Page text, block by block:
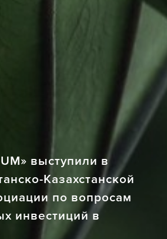
выступили в
Казахстанской
по вопросам
инвестиций в